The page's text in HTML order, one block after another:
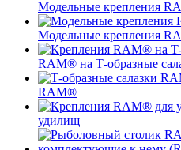
Модельные крепления
Модельные крепления
RAM® на Т-образные
RAM®
удилищ